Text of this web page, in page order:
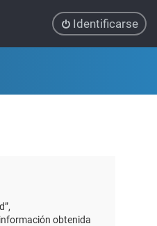
Identificarse
obtenida